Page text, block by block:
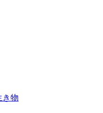
き物